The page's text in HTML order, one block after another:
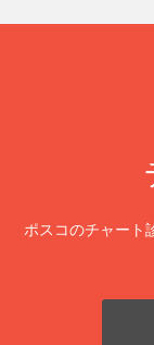
ポスコのチャート